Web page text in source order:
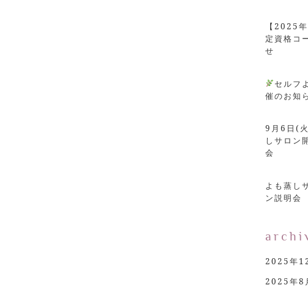
【2025
定資格コ
せ
セルフ
催のお知
9月6日(
しサロン
会
よも蒸し
ン説明会
2025年
2025年8